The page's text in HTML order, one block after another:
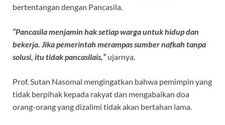
bertentangan dengan Pancasila.
“Pancasila menjamin hak setiap warga untuk hidup dan
bekerja. Jika pemerintah merampas sumber nafkah tanpa
solusi, itu tidak pancasilais,” ujarnya.
Prof. Sutan Nasomal mengingatkan bahwa pemimpin yang
tidak berpihak kepada rakyat dan mengabaikan doa
orang-orang yang dizalimi tidak akan bertahan lama.